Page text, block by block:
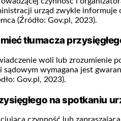
urząd zwykle
(Źródło: Gov.pl, 2023).
tłumacza
woli lub zrozumienie
wymagana jest
Gov.pl, 2023).
na spotkaniu